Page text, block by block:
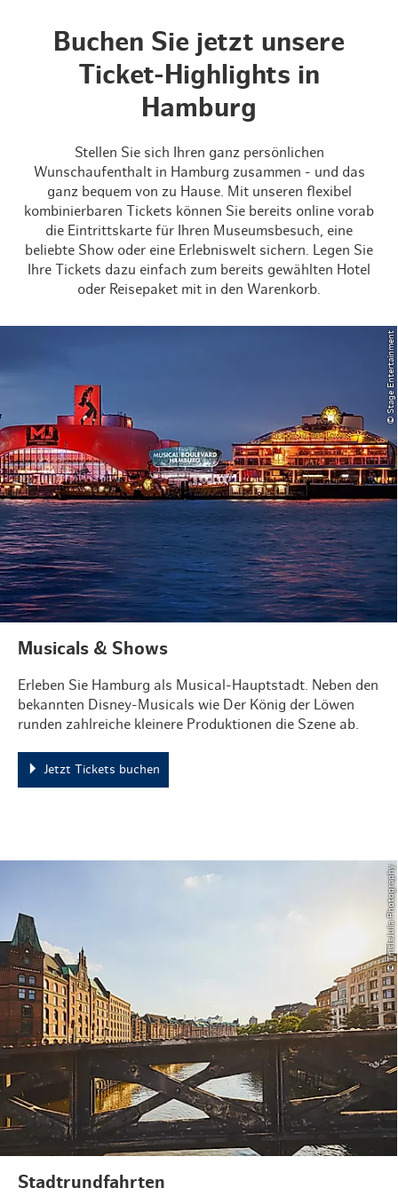
Buchen Sie jetzt unsere
Ticket-Highlights in
Hamburg
Stellen Sie sich Ihren ganz persönlichen
Wunschaufenthalt in Hamburg zusammen - und das
ganz bequem von zu Hause. Mit unseren flexibel
kombinierbaren Tickets können Sie bereits online vorab
die Eintrittskarte für Ihren Museumsbesuch, eine
beliebte Show oder eine Erlebniswelt sichern. Legen Sie
Ihre Tickets dazu einfach zum bereits gewählten Hotel
oder Reisepaket mit in den Warenkorb.
© Stage Entertainment
Musicals & Shows
Erleben Sie Hamburg als Musical-Hauptstadt. Neben den
bekannten Disney-Musicals wie Der König der Löwen
runden zahlreiche kleinere Produktionen die Szene ab.
Jetzt Tickets buchen
© ThisIsJulia Photography
Stadtrundfahrten